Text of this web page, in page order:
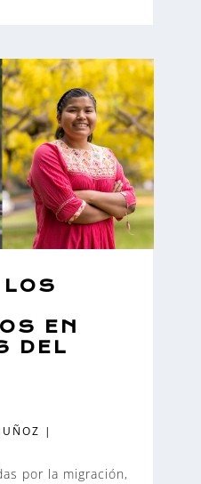
EN
DEL
|
por la migración,